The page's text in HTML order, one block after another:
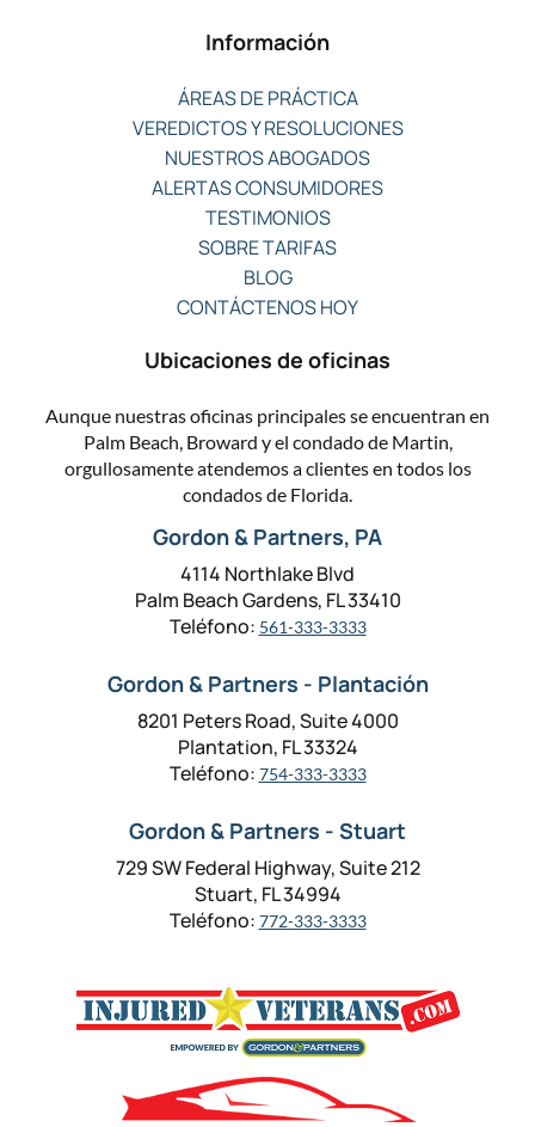
Información
ÁREAS DE PRÁCTICA
VEREDICTOS Y RESOLUCIONES
NUESTROS ABOGADOS
ALERTAS CONSUMIDORES
TESTIMONIOS
SOBRE TARIFAS
BLOG
CONTÁCTENOS HOY
Ubicaciones de oficinas
Aunque nuestras oficinas principales se encuentran en
Palm Beach, Broward y el condado de Martin,
orgullosamente atendemos a clientes en todos los
condados de Florida.
Gordon & Partners, PA
4114 Northlake Blvd
Palm Beach Gardens, FL 33410
Teléfono: 561-333-3333
Gordon & Partners - Plantación
8201 Peters Road, Suite 4000
Plantation, FL 33324
Teléfono: 754-333-3333
Gordon & Partners - Stuart
729 SW Federal Highway, Suite 212
Stuart, FL 34994
Teléfono: 772-333-3333